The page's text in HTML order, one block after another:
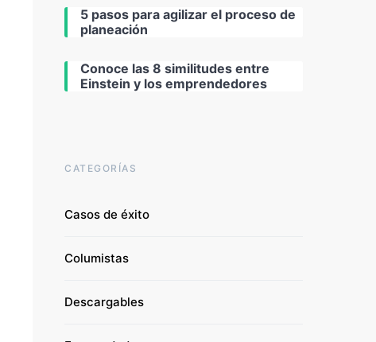
5 pasos para agilizar el proceso de
planeación
Conoce las 8 similitudes entre
Einstein y los emprendedores
CATEGORÍAS
Casos de éxito
Columistas
Descargables